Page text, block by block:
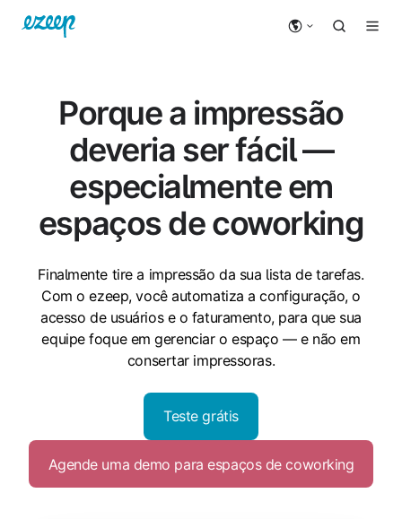
Porque a impressão
deveria ser fácil —
especialmente em
espaços de coworking
Finalmente tire a impressão da sua lista de tarefas.
Com o ezeep, você automatiza a configuração, o
acesso de usuários e o faturamento, para que sua
equipe foque em gerenciar o espaço — e não em
consertar impressoras.
Teste grátis
Agende uma demo para espaços de coworking